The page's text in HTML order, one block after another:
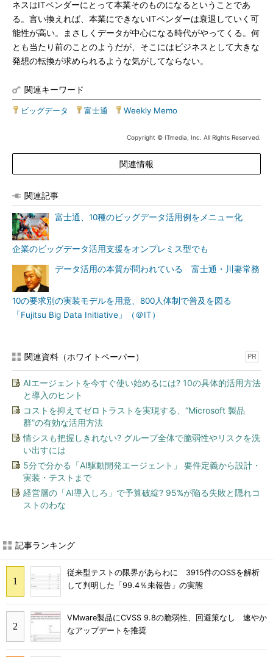
ネスはITベンダーにとって本業そのものになるということであ
る。言い換えれば、本業にできないITベンダーは衰退していく可
能性が高い。まさしくデータが中心になる時代がやってくる。何
とも当たり前のことのようだが、そこにはビジネスとして大きな
発想の転換が求められるような気がしてならない。
関連キーワード
ビッグデータ 富士通 Weekly Memo
Copyright © ITmedia, Inc. All Rights Reserved.
関連情報
関連記事
富士通、10種のビッグデータ活用例をメニュー化
企業のビッグデータ活用支援をオンプレミス型でも
データ活用の本質が問われている 富士通・川妻常務
10の要求別の実装モデルを用意、800人体制で普及を図る
「Fujitsu Big Data Initiative」（＠IT）
関連資料（ホワイトペーパー） PR
AIエージェントを今すぐ使い始めるには? 10の具体的活用方法
と導入のヒント
コストを抑えてゼロトラストを実現する、“Microsoft 製品
群”の有効な活用方法
情シスも把握しきれない? グループ全体で脆弱性やリスクを洗
い出すには
5分で分かる「AI駆動開発エージェント」 要件定義から設計・
実装・テストまで
経営層の「AI導入しろ」で予算破綻? 95%が陥る失敗と隠れコ
ストのわな
記事ランキング
従来型テストの限界があらわに 3915件のOSSを解析
して判明した「99.4％未報告」の実態
VMware製品にCVSS 9.8の脆弱性、回避策なし 速やか
なアップデートを推奨